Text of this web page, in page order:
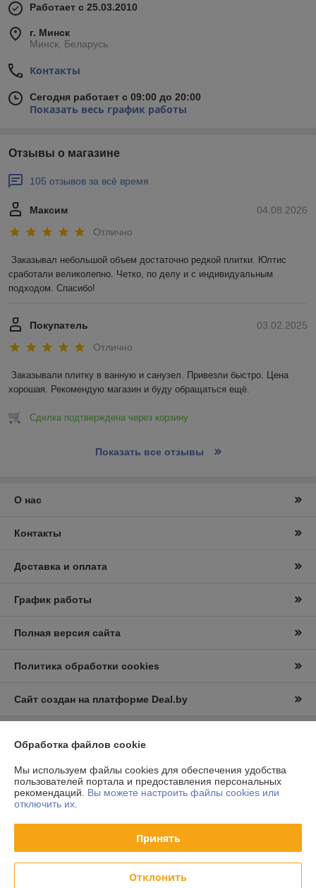
Работает с 25.03.2010
г. Минск
Минск, Беларусь
Контакты
Сегодня работает с 09:00 до 20:00
Показать весь график работы
Отзывы о магазине
105 отзывов за всё время
04.08.2026
Максим
Отлично
Заказывал небольшой объем достаточно редкой плитки. Юлтис
сработали великолепно. Четко, по делу и с индивидуальным
подходом. Спасибо!
03.02.2025
Покупатель
Отлично
Заказывали плитку в ванную и санузел. Привезли быстро. Цена
хорошая. Рекомендую магазин и буду обращаться ещё.
Сделка подтверждена через корзину
Показать все отзывы
О нас
Контакты
Доставка и оплата
График работы
Полная версия сайта
Политика обработки cookies
Сайт создан на платформе Deal.by
Информация для покупателя
Юридическое лицо:ООО "Вудлайк"
г.Минск.,ул.Уборевича 95А
Регистрационный номер ЕГР: 193107872
УНП: 193107872
Регистрационный орган: Минским горисполком
Дата регистрации компании: 04.02.2016
Обработка файлов cookie
Мы используем файлы cookies для обеспечения удобства
пользователей портала и предоставления персональных
рекомендаций. Вы можете настроить файлы cookies или
отключить их.
Принять
Отклонить